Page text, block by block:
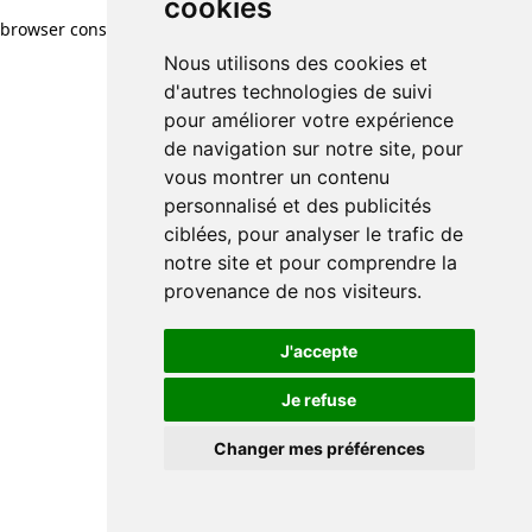
cookies
Nous utilisons des cookies et
d'autres technologies de suivi
pour améliorer votre expérience
de navigation sur notre site, pour
vous montrer un contenu
personnalisé et des publicités
ciblées, pour analyser le trafic de
notre site et pour comprendre la
provenance de nos visiteurs.
J'accepte
Je refuse
Changer mes préférences
browser console for more information)